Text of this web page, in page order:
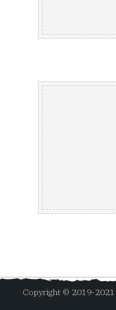
Copyright © 2019-2021